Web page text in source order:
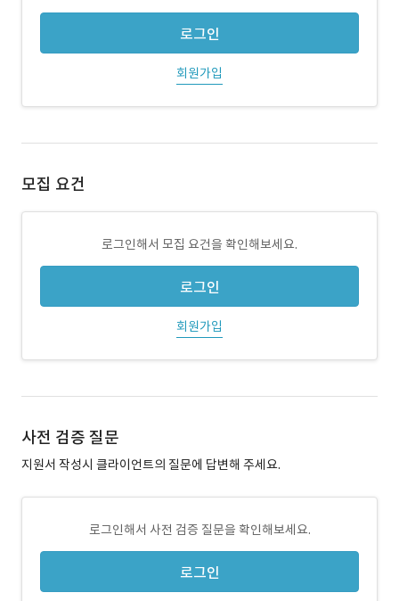
로그인
회원가입
모집 요건
로그인해서 모집 요건을 확인해보세요.
로그인
회원가입
사전 검증 질문
지원서 작성시 클라이언트의 질문에 답변해 주세요.
로그인해서 사전 검증 질문을 확인해보세요.
로그인